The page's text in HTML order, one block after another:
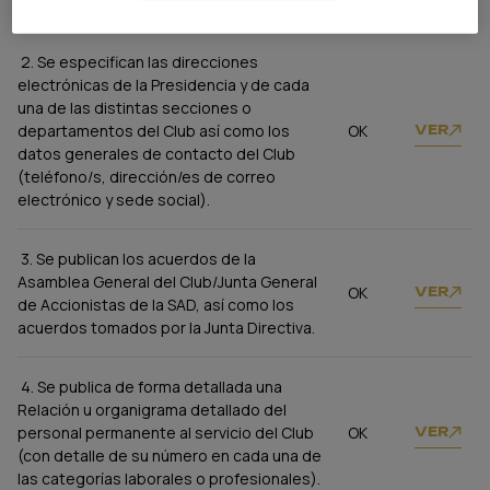
2. Se especifican las direcciones
electrónicas de la Presidencia y de cada
una de las distintas secciones o
departamentos del Club así como los
datos generales de contacto del Club
(teléfono/s, dirección/es de correo
electrónico y sede social).
OK VER
3. Se publican los acuerdos de la
Asamblea General del Club/Junta General
de Accionistas de la SAD, así como los
acuerdos tomados por la Junta Directiva.
OK VER
4. Se publica de forma detallada una
Relación u organigrama detallado del
personal permanente al servicio del Club
(con detalle de su número en cada una de
las categorías laborales o profesionales).
OK VER